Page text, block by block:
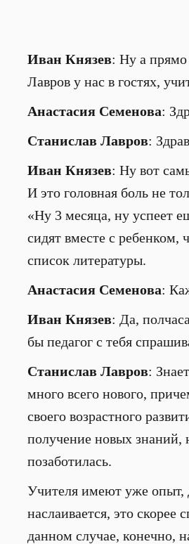
Иван Князев: Ну а прямо
Лавров у нас в гостях,
Анастасия Семенова:
Станислав Лавров:
Иван Князев: Ну вот
И это головная боль не
«Ну 3 месяца, ну успеет
сидят вместе с ребенком,
список литературы.
Анастасия Семенова:
Иван Князев: Да,
бы педагог с тебя
Станислав Лавров:
много всего нового,
своего возрастного
получение новых знаний,
позаботилась.
Учителя имеют уже опыт,
наслаивается, это скорее
данном случае, конечно,